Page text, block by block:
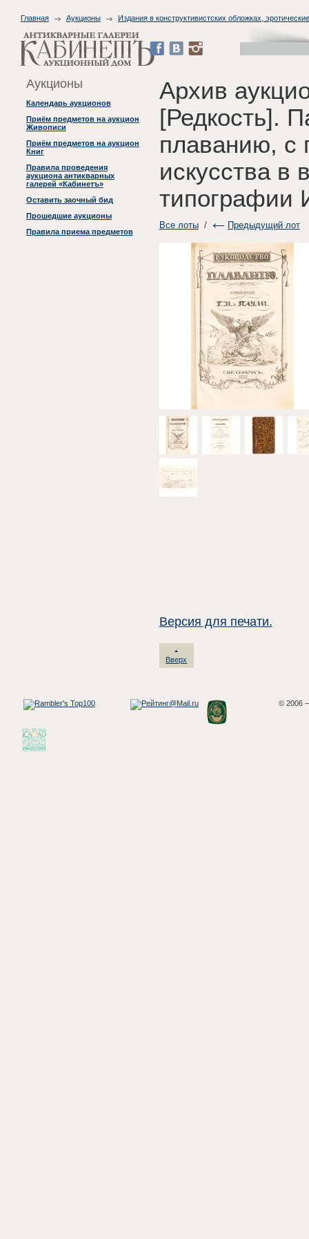
Главная Аукционы Издания в конструктивистских обложках,
Аукционы
Календарь аукционов
Приём предметов на аукцион
Живописи
Приём предметов на аукцион
Книг
Правила проведения
аукциона антикварных
галерей «Кабинетъ»
Оставить заочный бид
Прошедшие аукционы
Правила приема предметов
Архив
[Редкость].
плаванию, с
искусства
типографии
Все лоты/ Предыдущий лот
Версия для печати.
Вверх
© 2006